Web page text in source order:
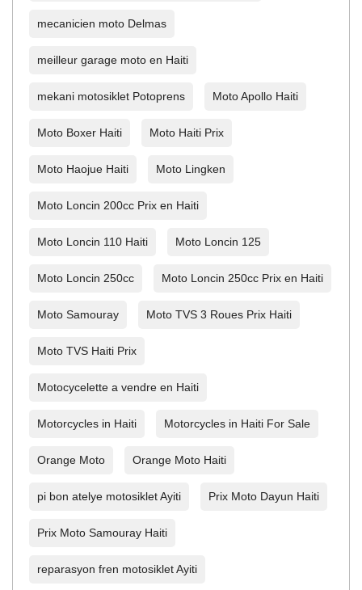
mecanicien moto Delmas
meilleur garage moto en Haiti
mekani motosiklet Potoprens Moto Apollo Haiti
Moto Boxer Haiti Moto Haiti Prix
Moto Haojue Haiti Moto Lingken
Moto Loncin 200cc Prix en Haiti
Moto Loncin 110 Haiti Moto Loncin 125
Moto Loncin 250cc Moto Loncin 250cc Prix en Haiti
Moto Samouray Moto TVS 3 Roues Prix Haiti
Moto TVS Haiti Prix
Motocycelette a vendre en Haiti
Motorcycles in Haiti Motorcycles in Haiti For Sale
Orange Moto Orange Moto Haiti
pi bon atelye motosiklet Ayiti Prix Moto Dayun Haiti
Prix Moto Samouray Haiti
reparasyon fren motosiklet Ayiti